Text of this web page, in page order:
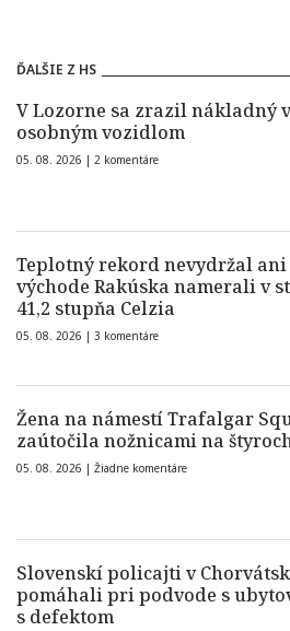
ĎALŠIE Z HS
V Lozorne sa zrazil nákladný
osobným vozidlom
05. 08. 2026 | 2 komentáre
Teplotný rekord nevydržal ani
východe Rakúska namerali v
41,2 stupňa Celzia
05. 08. 2026 | 3 komentáre
Žena na námestí Trafalgar
zaútočila nožnicami na
05. 08. 2026 | Žiadne komentáre
Slovenskí policajti v
pomáhali pri podvode s
s defektom